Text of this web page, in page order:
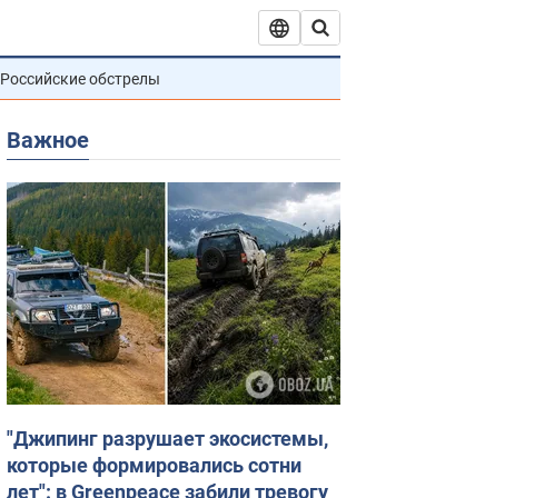
Российские обстрелы
Важное
"Джипинг разрушает экосистемы,
которые формировались сотни
лет": в Greenpeace забили тревогу